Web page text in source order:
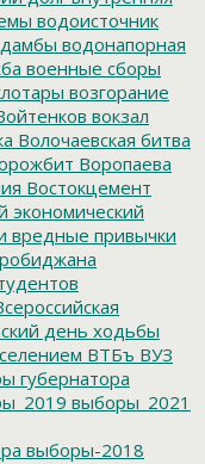
водоисточник
водонапорная
военные сборы
возгорание
вокзал
Волочаевская битва
Воропаева
Востокцемент
экономический
вредные привычки
день ходьбы
ВТБъ ВУЗ
губернатора
выборы_2021
выборы-2018